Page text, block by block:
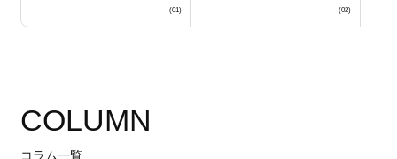
COLUMN
コラム一覧